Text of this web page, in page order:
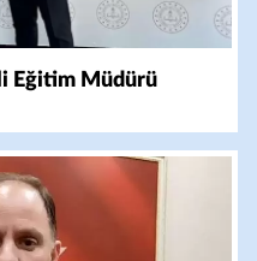
Eğitim Müdürü